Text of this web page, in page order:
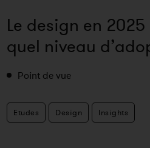
Le design en 2025
quel niveau
Point de vue
Etudes Design Insights